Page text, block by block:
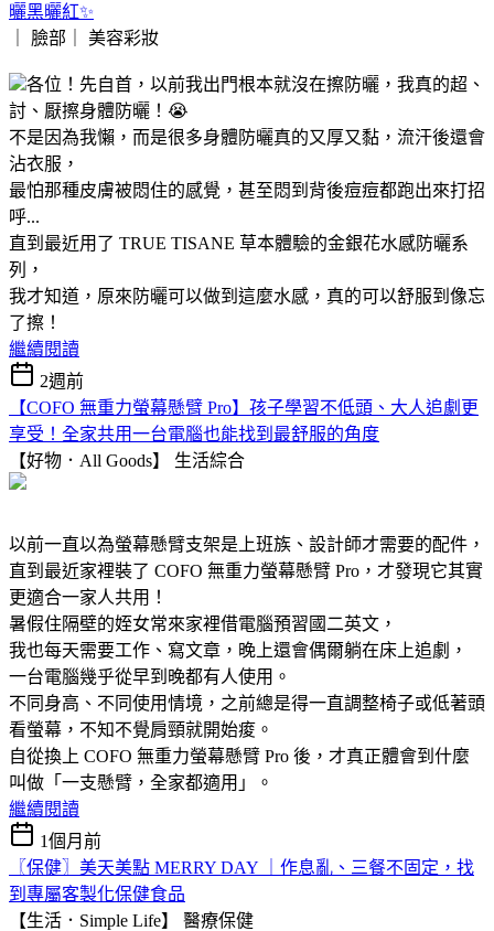
曬黑曬紅✨
｜ 臉部｜ 美容彩妝
各位！先自首，以前我出門根本就沒在擦防曬，我真的超、
討、厭擦身體防曬！😭
不是因為我懶，而是很多身體防曬真的又厚又黏，流汗後還會
沾衣服，
最怕那種皮膚被悶住的感覺，甚至悶到背後痘痘都跑出來打招
呼...
直到最近用了 TRUE TISANE 草本體驗的金銀花水感防曬系
列，
我才知道，原來防曬可以做到這麼水感，真的可以舒服到像忘
了擦！
繼續閱讀
2週前
【COFO 無重力螢幕懸臂 Pro】孩子學習不低頭、大人追劇更
享受！全家共用一台電腦也能找到最舒服的角度
【好物．All Goods】 生活綜合
以前一直以為螢幕懸臂支架是上班族、設計師才需要的配件，
直到最近家裡裝了 COFO 無重力螢幕懸臂 Pro，才發現它其實
更適合一家人共用！
暑假住隔壁的姪女常來家裡借電腦預習國二英文，
我也每天需要工作、寫文章，晚上還會偶爾躺在床上追劇，
一台電腦幾乎從早到晚都有人使用。
不同身高、不同使用情境，之前總是得一直調整椅子或低著頭
看螢幕，不知不覺肩頸就開始痠。
自從換上 COFO 無重力螢幕懸臂 Pro 後，才真正體會到什麼
叫做「一支懸臂，全家都適用」。
繼續閱讀
1個月前
〖保健〗美天美點 MERRY DAY ｜作息亂、三餐不固定，找
到專屬客製化保健食品
【生活．Simple Life】 醫療保健